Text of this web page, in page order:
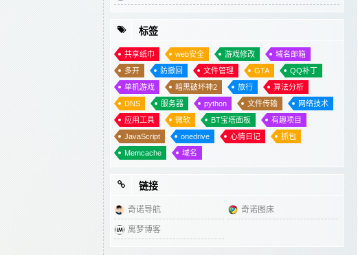
宝塔面板批量转移网站迁移服务器
1 ASPX+MsSQL注入
2 可运营完整版本运气项目
3 WEB服务器的配置与管理
4 linux提权
5 QQ9.1.3(25332)消息防撤回补丁
6 分享给萌新一个撸OneDrive的方法
8 萌新如何拥有自己的域名邮箱
标签
共享纸巾 web安全 游戏修改
域名邮箱
多开
防撤回 文件管理 GTA
QQ补丁
单机游戏
暗黑破坏神2 旅行
算法分析
DNS
服务器 python 文件传输
网络技术
应用工具
微软 BT宝塔面板
有趣项目
JavaScript
onedrive 心情日记
抓包
Memcache
域名
链接
奇诺导航 奇诺图床
离梦博客